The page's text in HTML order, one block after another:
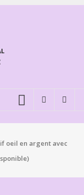
BIJOUX
oeil en argent avec